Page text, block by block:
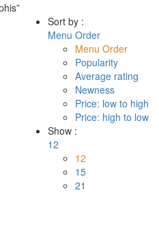
Sort by :
Menu Order
Menu Order
Popularity
Average rating
Newness
Price: low to high
Price: high to low
Show :
12
12
15
21